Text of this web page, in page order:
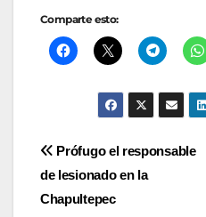
Comparte esto:
Navegación
de
Prófugo el responsable
de lesionado en la
Chapultepec